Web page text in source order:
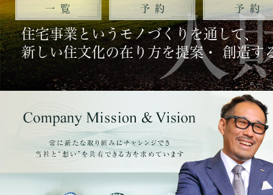
一覧 予約 予約
住宅事業というモノづくりを通して、
新しい住文化の在り方を提案・ 創造す